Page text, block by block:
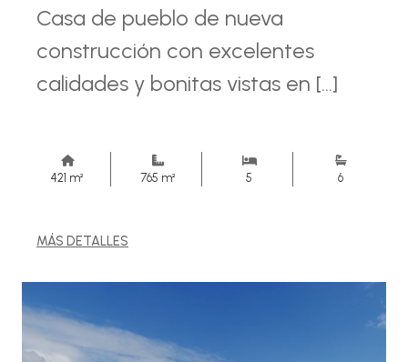
Casa de pueblo de nueva
construcción con excelentes
calidades y bonitas vistas en [...]
421 m² 765 m² 5 6
MÁS DETALLES